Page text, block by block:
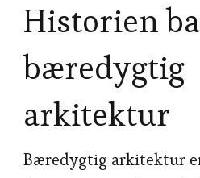
Historien
bæredygtig
arkitektur
Bæredygtig arkitektur